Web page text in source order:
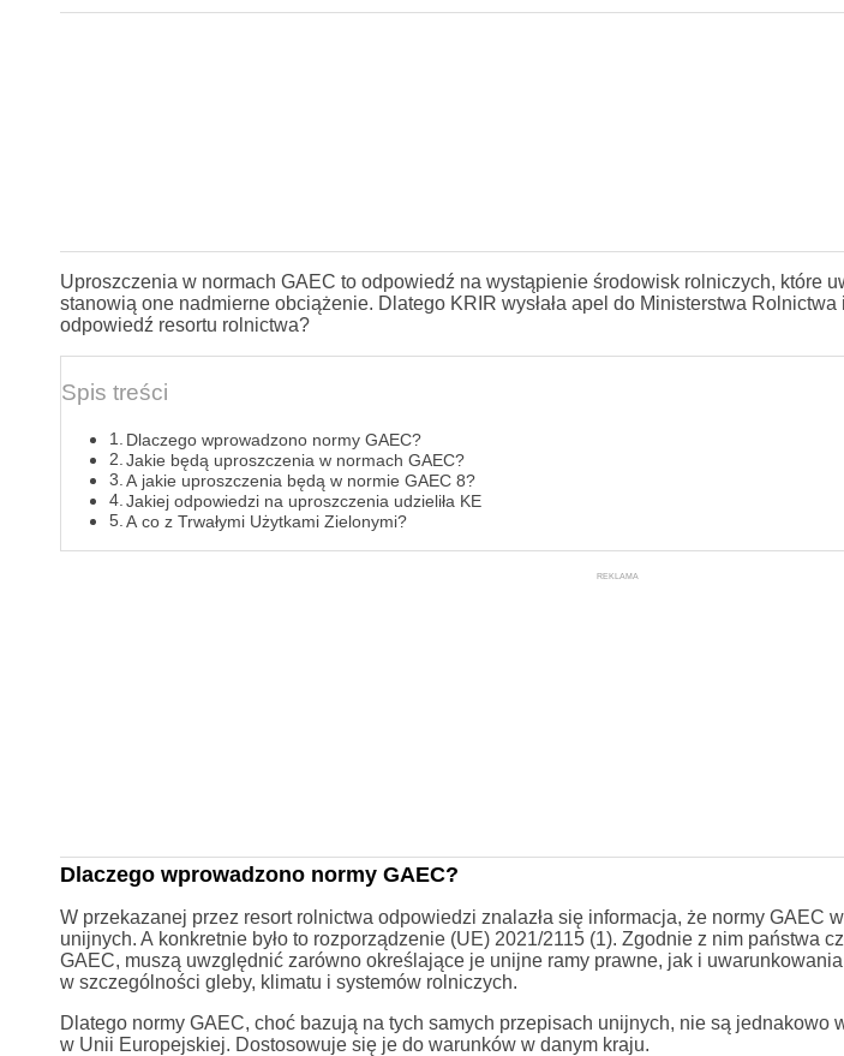
Uproszczenia w normach GAEC to odpowiedź na wystąpienie środowisk rolniczych, które
stanowią one nadmierne obciążenie. Dlatego KRIR wysłała apel do Ministerstwa
odpowiedź resortu rolnictwa?
Spis treści
Dlaczego wprowadzono normy GAEC?
Jakie będą uproszczenia w normach GAEC?
A jakie uproszczenia będą w normie GAEC 8?
Jakiej odpowiedzi na uproszczenia udzieliła KE
A co z Trwałymi Użytkami Zielonymi?
REKLAMA
Dlaczego wprowadzono normy GAEC?
W przekazanej przez resort rolnictwa odpowiedzi znalazła się informacja, że normy GAEC
unijnych. A konkretnie było to rozporządzenie (UE) 2021/2115 (1). Zgodnie z nim państwa
GAEC, muszą uwzględnić zarówno określające je unijne ramy prawne, jak i
w szczególności gleby, klimatu i systemów rolniczych.
Dlatego normy GAEC, choć bazują na tych samych przepisach unijnych, nie są jednakowo
w Unii Europejskiej. Dostosowuje się je do warunków w danym kraju.